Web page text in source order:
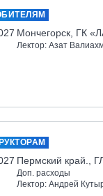
Мончегорск, ГК
Лектор: Азат
Пермский край.,
Доп. расходы
Лектор: Андрей